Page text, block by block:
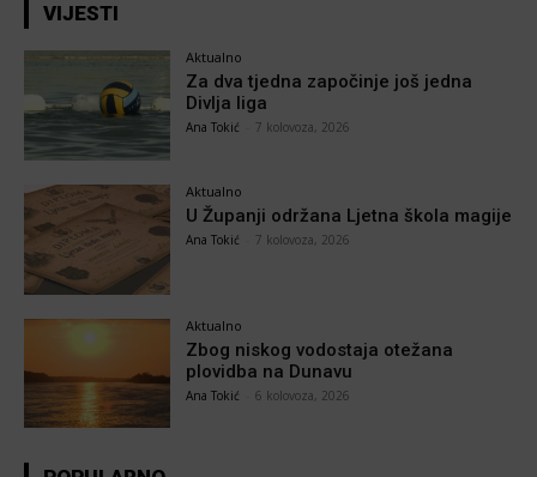
VIJESTI
Aktualno
Za dva tjedna započinje još jedna
Divlja liga
Ana Tokić 7 kolovoza, 2026
Aktualno
U Županji održana Ljetna škola magije
Ana Tokić 7 kolovoza, 2026
Aktualno
Zbog niskog vodostaja otežana
plovidba na Dunavu
Ana Tokić 6 kolovoza, 2026